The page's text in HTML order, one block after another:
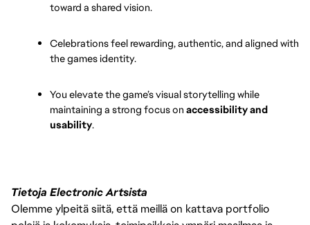
toward a shared vision.
Celebrations feel rewarding, authentic, and aligned with
the games identity.
You elevate the game’s visual storytelling while
maintaining a strong focus on accessibility and
usability.
Tietoja Electronic Artsista
Olemme ylpeitä siitä, että meillä on kattava portfolio